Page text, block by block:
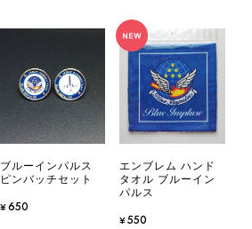
ブルーインパルス
ピンバッチセット
¥650
エンブレム ハンド
タオル ブルーイン
パルス
¥550